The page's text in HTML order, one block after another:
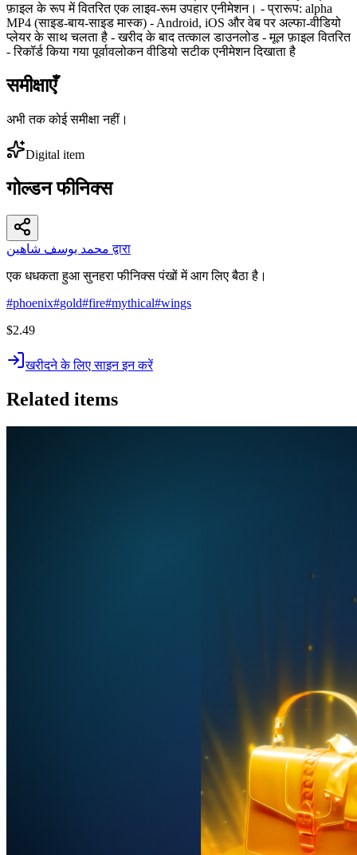
फ़ाइल के रूप में वितरित एक लाइव-रूम उपहार एनीमेशन। - प्रारूप: alpha
MP4 (साइड-बाय-साइड मास्क) - Android, iOS और वेब पर अल्फा-वीडियो
प्लेयर के साथ चलता है - खरीद के बाद तत्काल डाउनलोड - मूल फ़ाइल वितरित
- रिकॉर्ड किया गया पूर्वावलोकन वीडियो सटीक एनीमेशन दिखाता है
समीक्षाएँ
अभी तक कोई समीक्षा नहीं।
Digital item
गोल्डन फीनिक्स
محمد يوسف شاهين द्वारा
एक धधकता हुआ सुनहरा फीनिक्स पंखों में आग लिए बैठा है।
#phoenix#gold#fire#mythical#wings
$2.49
खरीदने के लिए साइन इन करें
Related items